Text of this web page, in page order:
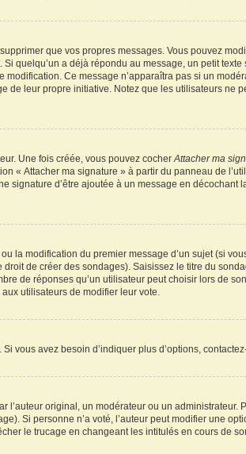
que vos propres messages. Vous pouvez
quelqu’un a déjà répondu au message, un petit
Ce message n’apparaîtra pas si un
de leur propre initiative. Notez que les utilisateurs ne
Une fois créée, vous pouvez cocherAttacher ma
« Attacher ma signature » à partir du panneau de
signature d’être ajoutée à un message en décochant
la modification du premier message d’un sujet (si
de créer des sondages). Saisissez le titre du
de réponses qu’un utilisateur peut choisir lors de
utilisateurs de modifier leur vote.
vous avez besoin d’indiquer plus d’options,
l’auteur original, un modérateur ou un
Si personne n’a voté, l’auteur peut modifier une
le trucage en changeant les intitulés en cours de